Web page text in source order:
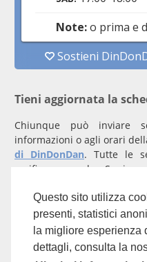
Questo sito utilizza
presenti, statistici
la migliore esperienza
dettagli, consulta la
Tieni aggiornata la
Chiunque può inviare
informazioni o agli orari
di DinDonDan. Tutte le
verifica manuale. Se
con un
comunicazioni prioritarie
Per qualunque domanda